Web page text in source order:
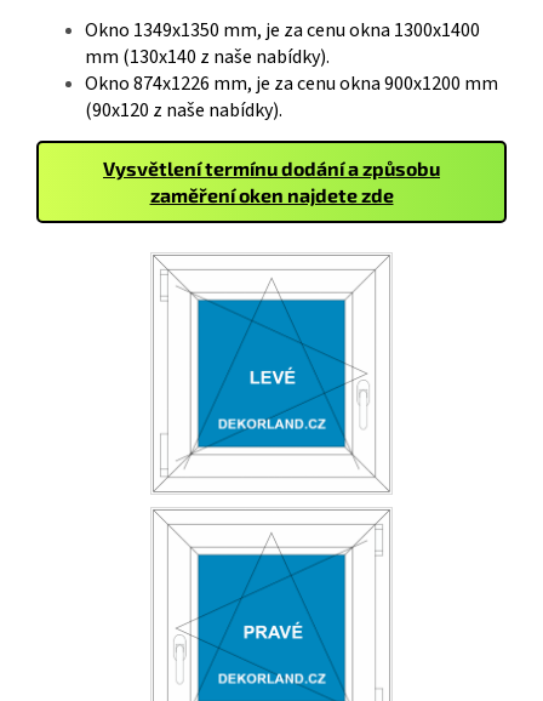
Okno 1349x1350 mm, je za cenu okna 1300x1400
mm (130x140 z naše nabídky).
Okno 874x1226 mm, je za cenu okna 900x1200 mm
(90x120 z naše nabídky).
Vysvětlení termínu dodání a způsobu
zaměření oken najdete zde